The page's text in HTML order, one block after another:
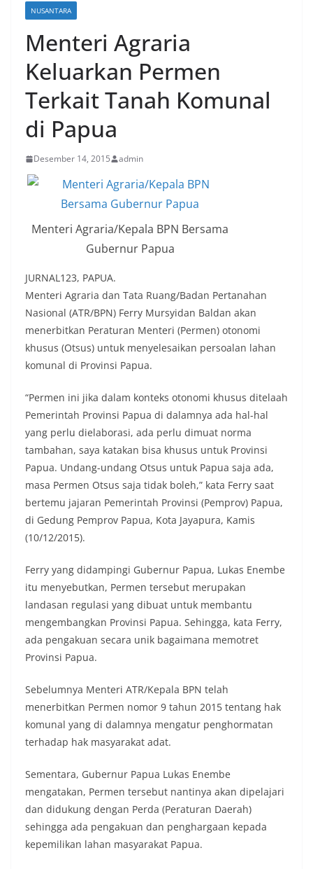
NUSANTARA
Menteri Agraria
Keluarkan Permen
Terkait Tanah Komunal
di Papua
Desember 14, 2015 admin
Menteri Agraria/Kepala BPN Bersama
Gubernur Papua
JURNAL123, PAPUA.
Menteri Agraria dan Tata Ruang/Badan Pertanahan
Nasional (ATR/BPN) Ferry Mursyidan Baldan akan
menerbitkan Peraturan Menteri (Permen) otonomi
khusus (Otsus) untuk menyelesaikan persoalan lahan
komunal di Provinsi Papua.
“Permen ini jika dalam konteks otonomi khusus ditelaah
Pemerintah Provinsi Papua di dalamnya ada hal-hal
yang perlu dielaborasi, ada perlu dimuat norma
tambahan, saya katakan bisa khusus untuk Provinsi
Papua. Undang-undang Otsus untuk Papua saja ada,
masa Permen Otsus saja tidak boleh,” kata Ferry saat
bertemu jajaran Pemerintah Provinsi (Pemprov) Papua,
di Gedung Pemprov Papua, Kota Jayapura, Kamis
(10/12/2015).
Ferry yang didampingi Gubernur Papua, Lukas Enembe
itu menyebutkan, Permen tersebut merupakan
landasan regulasi yang dibuat untuk membantu
mengembangkan Provinsi Papua. Sehingga, kata Ferry,
ada pengakuan secara unik bagaimana memotret
Provinsi Papua.
Sebelumnya Menteri ATR/Kepala BPN telah
menerbitkan Permen nomor 9 tahun 2015 tentang hak
komunal yang di dalamnya mengatur penghormatan
terhadap hak masyarakat adat.
Sementara, Gubernur Papua Lukas Enembe
mengatakan, Permen tersebut nantinya akan dipelajari
dan didukung dengan Perda (Peraturan Daerah)
sehingga ada pengakuan dan penghargaan kepada
kepemilikan lahan masyarakat Papua.